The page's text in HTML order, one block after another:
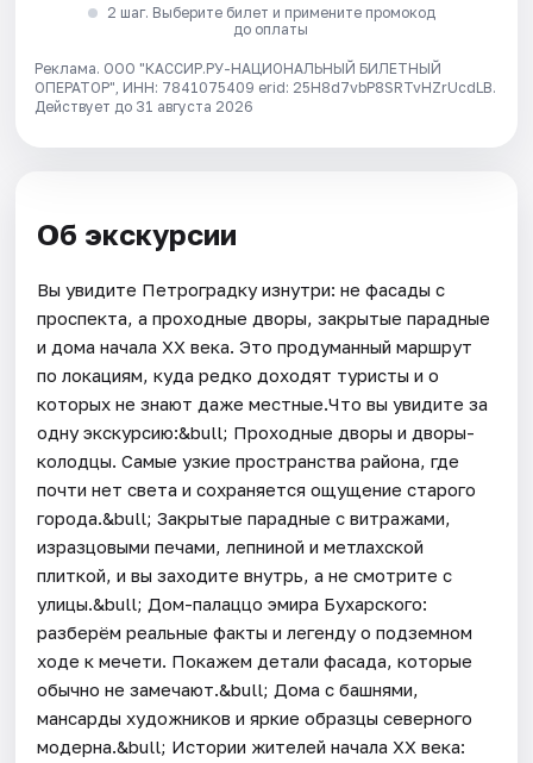
2 шаг. Выберите билет и примените промокод
до оплаты
Реклама. ООО "КАССИР.РУ-НАЦИОНАЛЬНЫЙ БИЛЕТНЫЙ
ОПЕРАТОР", ИНН: 7841075409 erid: 25H8d7vbP8SRTvHZrUcdLB.
Действует до 31 августа 2026
Об экскурсии
Вы увидите Петроградку изнутри: не фасады с
проспекта, а проходные дворы, закрытые парадные
и дома начала XX века. Это продуманный маршрут
по локациям, куда редко доходят туристы и о
которых не знают даже местные.Что вы увидите за
одну экскурсию:&bull; Проходные дворы и дворы-
колодцы. Самые узкие пространства района, где
почти нет света и сохраняется ощущение старого
города.&bull; Закрытые парадные с витражами,
изразцовыми печами, лепниной и метлахской
плиткой, и вы заходите внутрь, а не смотрите с
улицы.&bull; Дом-палаццо эмира Бухарского:
разберём реальные факты и легенду о подземном
ходе к мечети. Покажем детали фасада, которые
обычно не замечают.&bull; Дома с башнями,
мансарды художников и яркие образцы северного
модерна.&bull; Истории жителей начала XX века: